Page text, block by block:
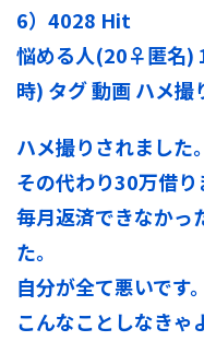
6）4028 Hit
悩める人(20♀匿名)
時) タグ 動画 ハメ撮
ハメ撮りされました。
その代わり30万借り
毎月返済できなかっ
た。
自分が全て悪いです
こんなことしなきゃ